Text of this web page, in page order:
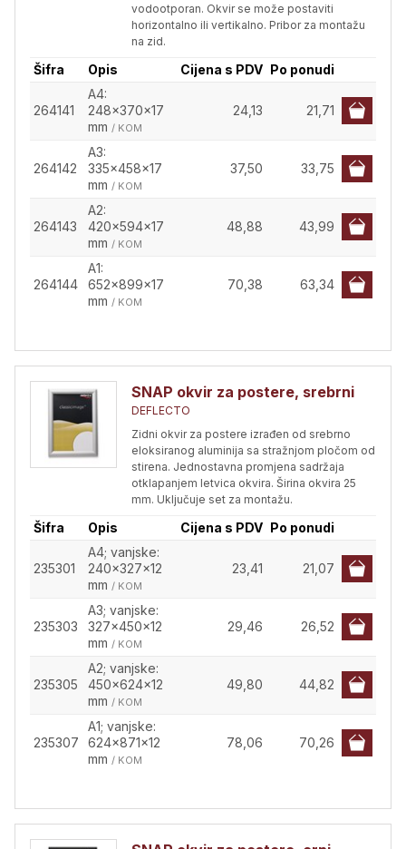
vodootporan. Okvir se može postaviti
horizontalno ili vertikalno. Pribor za montažu
na zid.
Šifra Opis Cijena s PDV Po ponudi
264141
A4:
248x370x17
mm / KOM
24,13 21,71
264142
A3:
335x458x17
mm / KOM
37,50 33,75
264143
A2:
420x594x17
mm / KOM
48,88 43,99
264144
A1:
652x899x17
mm / KOM
70,38 63,34
SNAP okvir za postere, srebrni
DEFLECTO
Zidni okvir za postere izrađen od srebrno
eloksiranog aluminija sa stražnjom pločom od
stirena. Jednostavna promjena sadržaja
otklapanjem letvica okvira. Širina okvira 25
mm. Uključuje set za montažu.
Šifra Opis Cijena s PDV Po ponudi
235301
A4; vanjske:
240x327x12
mm / KOM
23,41 21,07
235303
A3; vanjske:
327x450x12
mm / KOM
29,46 26,52
235305
A2; vanjske:
450x624x12
mm / KOM
49,80 44,82
235307
A1; vanjske:
624x871x12
mm / KOM
78,06 70,26